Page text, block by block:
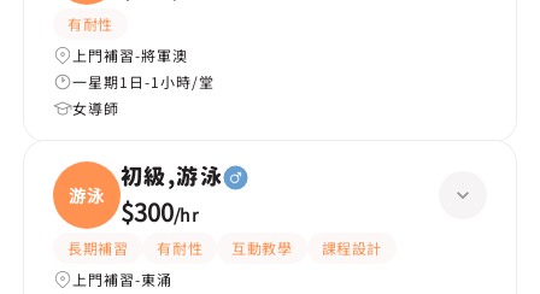
有耐性
上門補習-將軍澳
一星期1日-1小時/堂
女導師
游泳
初級,游泳
$300/hr
長期補習 有耐性 互動教學
課程設計
上門補習-東涌